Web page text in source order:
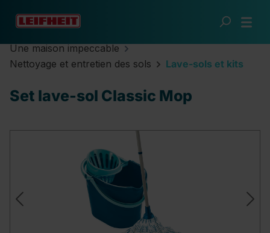
Passer au contenu principal
Une maison impeccable
Nettoyage et entretien des sols
Lave-sols et kits
Set lave-sol Classic Mop